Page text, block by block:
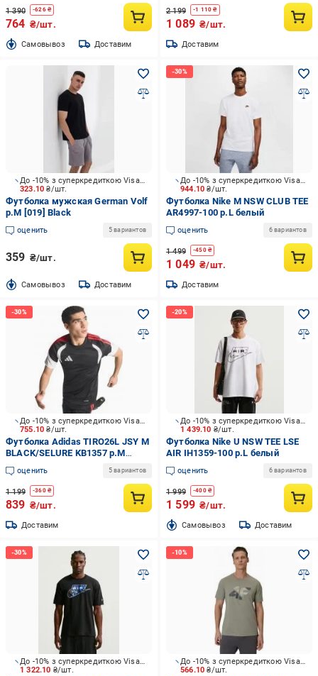
1 390 -626₴
764 ₴/шт.
Cамовывоз Доставим
2 199 -1 110 ₴
1 089 ₴/шт.
Доставим
323.10₴/шт.
До -10% з суперкредиткою Visa Вигода
Футболка мужская German Volf
р.M [019] Black
оценить 5 вариантов
359 ₴/шт.
Cамовывоз Доставим
944.10₴/шт.
До -10% з суперкредиткою Visa Вигода
Футболка Nike M NSW CLUB TEE
AR4997-100 р.L белый
оценить 6 вариантов
1 499 -450₴
1 049 ₴/шт.
Доставим
755.10₴/шт.
До -10% з суперкредиткою Visa Вигода
Футболка Adidas TIRO26L JSY M
BLACK/SELURE KB1357 р.M
черный
оценить 5 вариантов
1 199 -360₴
839 ₴/шт.
Доставим
1 439.10 ₴/шт.
До -10% з суперкредиткою Visa Вигода
Футболка Nike U NSW TEE LSE
AIR IH1359-100 р.L белый
оценить 6 вариантов
1 999 -400₴
1 599 ₴/шт.
Cамовывоз Доставим
1 322.10 ₴/шт.
До -10% з суперкредиткою Visa Вигода
566.10₴/шт.
До -10% з суперкредиткою Visa Вигода